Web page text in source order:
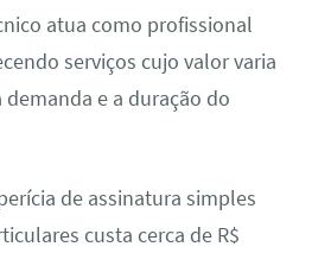
atua como profissional
serviços cujo valor varia
e a duração do
de assinatura simples
custa cerca de R$